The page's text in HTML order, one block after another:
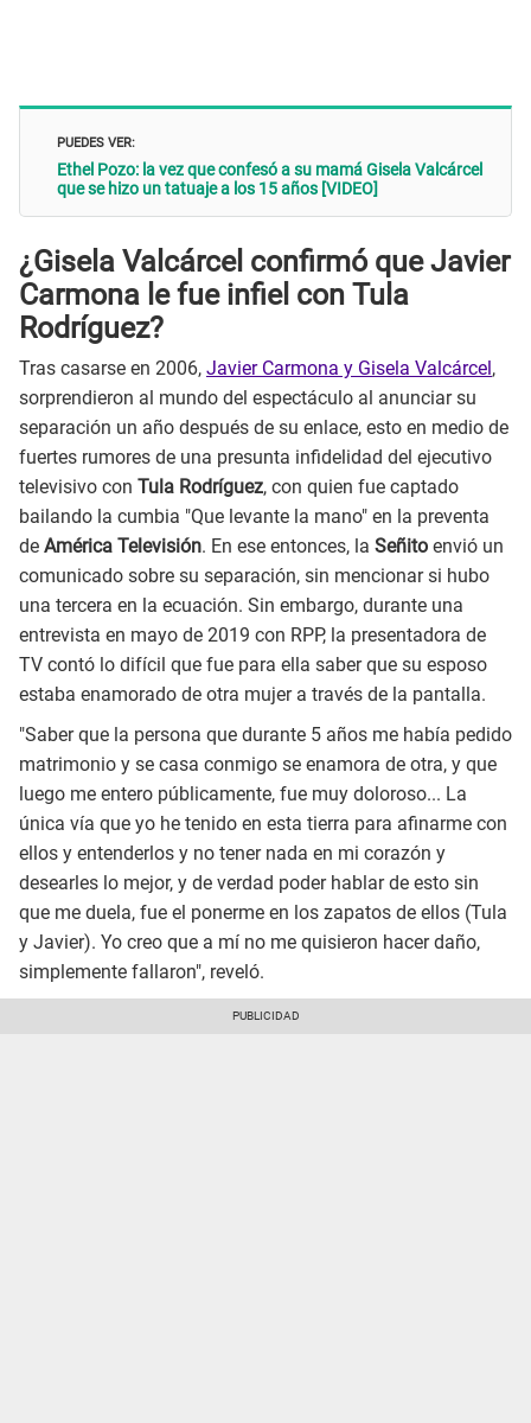
PUEDES VER:
Ethel Pozo: la vez que confesó a su mamá Gisela Valcárcel
que se hizo un tatuaje a los 15 años [VIDEO]
¿Gisela Valcárcel confirmó que Javier
Carmona le fue infiel con Tula
Rodríguez?
Tras casarse en 2006, Javier Carmona y Gisela Valcárcel,
sorprendieron al mundo del espectáculo al anunciar su
separación un año después de su enlace, esto en medio de
fuertes rumores de una presunta infidelidad del ejecutivo
televisivo con Tula Rodríguez, con quien fue captado
bailando la cumbia "Que levante la mano" en la preventa
de América Televisión. En ese entonces, la Señito envió un
comunicado sobre su separación, sin mencionar si hubo
una tercera en la ecuación. Sin embargo, durante una
entrevista en mayo de 2019 con RPP, la presentadora de
TV contó lo difícil que fue para ella saber que su esposo
estaba enamorado de otra mujer a través de la pantalla.
"Saber que la persona que durante 5 años me había pedido
matrimonio y se casa conmigo se enamora de otra, y que
luego me entero públicamente, fue muy doloroso... La
única vía que yo he tenido en esta tierra para afinarme con
ellos y entenderlos y no tener nada en mi corazón y
desearles lo mejor, y de verdad poder hablar de esto sin
que me duela, fue el ponerme en los zapatos de ellos (Tula
y Javier). Yo creo que a mí no me quisieron hacer daño,
simplemente fallaron", reveló.